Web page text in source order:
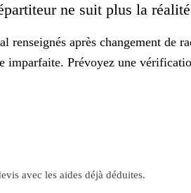
ne suit plus la réalité
après changement de
imparfaite. Prévoyez une
avec les aides déjà déduites.